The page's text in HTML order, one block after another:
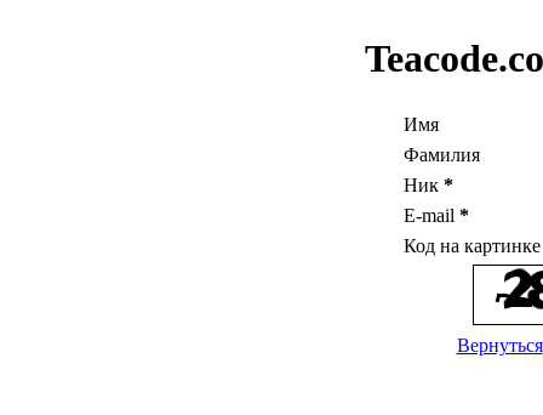
Имя
Фамилия
Ник *
E-mail *
Код на
Вернуться